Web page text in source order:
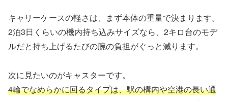
キャリーケースの軽さは、まず本体の重量で決まります。
2泊3日くらいの機内持ち込みサイズなら、2キロ台のモデ
ルだと持ち上げるたびの腕の負担がぐっと減ります。
次に見たいのがキャスターです。
4輪でなめらかに回るタイプは、駅の構内や空港の長い通